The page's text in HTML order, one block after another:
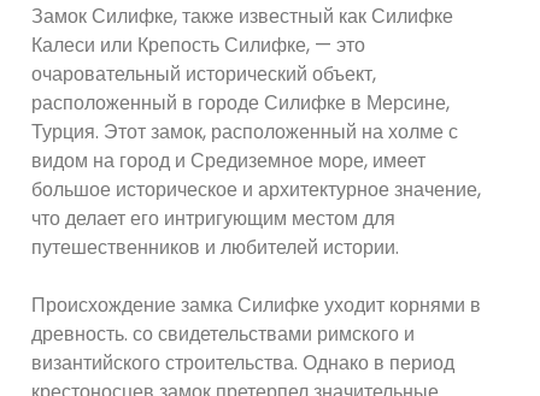
Замок Силифке, также известный как Силифке
Калеси или Крепость Силифке, — это
очаровательный исторический объект,
расположенный в городе Силифке в Мерсине,
Турция. Этот замок, расположенный на холме с
видом на город и Средиземное море, имеет
большое историческое и архитектурное значение,
что делает его интригующим местом для
путешественников и любителей истории.
Происхождение замка Силифке уходит корнями в
древность. со свидетельствами римского и
византийского строительства. Однако в период